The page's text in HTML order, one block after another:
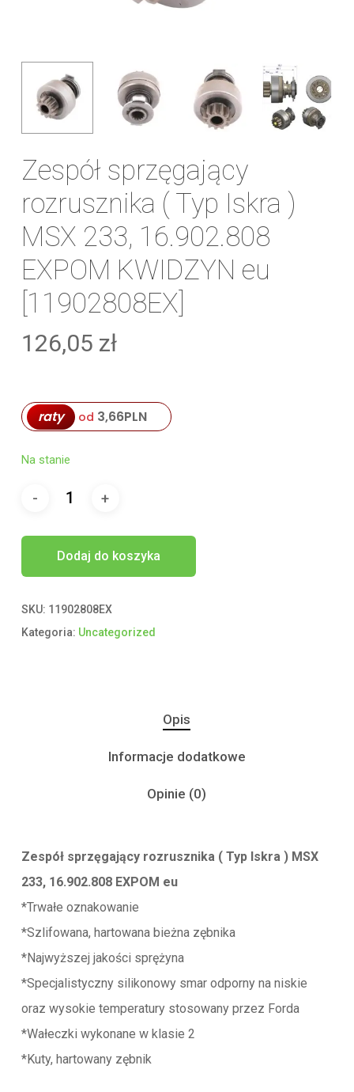
Zespół sprzęgający
rozrusznika ( Typ Iskra )
MSX 233, 16.902.808
EXPOM KWIDZYN eu
[11902808EX]
126,05 zł
raty od 3,66PLN
Na stanie
Dodaj do koszyka
SKU: 11902808EX
Kategoria: Uncategorized
Opis
Informacje dodatkowe
Opinie (0)
Zespół sprzęgający rozrusznika ( Typ Iskra ) MSX
233, 16.902.808 EXPOM eu
*Trwałe oznakowanie
*Szlifowana, hartowana bieżna zębnika
*Najwyższej jakości sprężyna
*Specjalistyczny silikonowy smar odporny na niskie
oraz wysokie temperatury stosowany przez Forda
*Wałeczki wykonane w klasie 2
*Kuty, hartowany zębnik